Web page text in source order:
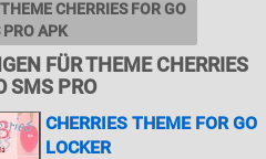
CHERRIES FOR GO
PRO APK
FÜR THEME CHERRIES
SMS PRO
CHERRIES THEME FOR GO
LOCKER